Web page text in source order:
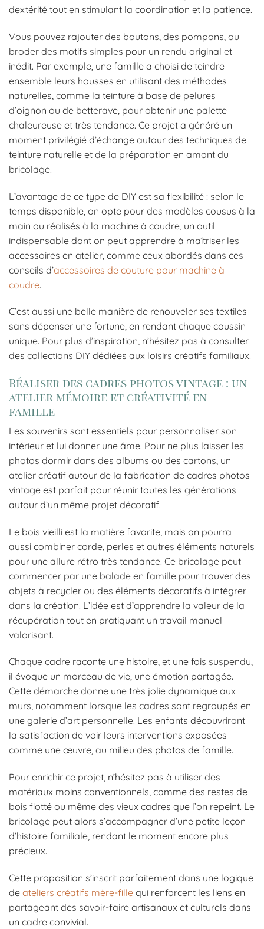
dextérité tout en stimulant la coordination et la patience.
Vous pouvez rajouter des boutons, des pompons, ou
broder des motifs simples pour un rendu original et
inédit. Par exemple, une famille a choisi de teindre
ensemble leurs housses en utilisant des méthodes
naturelles, comme la teinture à base de pelures
d’oignon ou de betterave, pour obtenir une palette
chaleureuse et très tendance. Ce projet a généré un
moment privilégié d’échange autour des techniques de
teinture naturelle et de la préparation en amont du
bricolage.
L’avantage de ce type de DIY est sa flexibilité : selon le
temps disponible, on opte pour des modèles cousus à la
main ou réalisés à la machine à coudre, un outil
indispensable dont on peut apprendre à maîtriser les
accessoires en atelier, comme ceux abordés dans ces
conseils d’accessoires de couture pour machine à
coudre.
C’est aussi une belle manière de renouveler ses textiles
sans dépenser une fortune, en rendant chaque coussin
unique. Pour plus d’inspiration, n’hésitez pas à consulter
des collections DIY dédiées aux loisirs créatifs familiaux.
Réaliser des cadres photos vintage : un
atelier mémoire et créativité en
famille
Les souvenirs sont essentiels pour personnaliser son
intérieur et lui donner une âme. Pour ne plus laisser les
photos dormir dans des albums ou des cartons, un
atelier créatif autour de la fabrication de cadres photos
vintage est parfait pour réunir toutes les générations
autour d’un même projet décoratif.
Le bois vieilli est la matière favorite, mais on pourra
aussi combiner corde, perles et autres éléments naturels
pour une allure rétro très tendance. Ce bricolage peut
commencer par une balade en famille pour trouver des
objets à recycler ou des éléments décoratifs à intégrer
dans la création. L’idée est d’apprendre la valeur de la
récupération tout en pratiquant un travail manuel
valorisant.
Chaque cadre raconte une histoire, et une fois suspendu,
il évoque un morceau de vie, une émotion partagée.
Cette démarche donne une très jolie dynamique aux
murs, notamment lorsque les cadres sont regroupés en
une galerie d’art personnelle. Les enfants découvriront
la satisfaction de voir leurs interventions exposées
comme une œuvre, au milieu des photos de famille.
Pour enrichir ce projet, n’hésitez pas à utiliser des
matériaux moins conventionnels, comme des restes de
bois flotté ou même des vieux cadres que l’on repeint. Le
bricolage peut alors s’accompagner d’une petite leçon
d’histoire familiale, rendant le moment encore plus
précieux.
Cette proposition s’inscrit parfaitement dans une logique
de ateliers créatifs mère-fille qui renforcent les liens en
partageant des savoir-faire artisanaux et culturels dans
un cadre convivial.